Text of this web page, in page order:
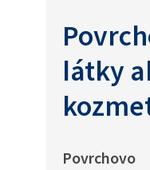
látky